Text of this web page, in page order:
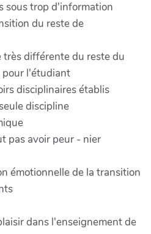
sous trop d'information
du reste de
très différente du reste du
pour l'étudiant
disciplinaires établis
discipline
pas avoir peur - nier
émotionnelle de la transition
dans l'enseignement de